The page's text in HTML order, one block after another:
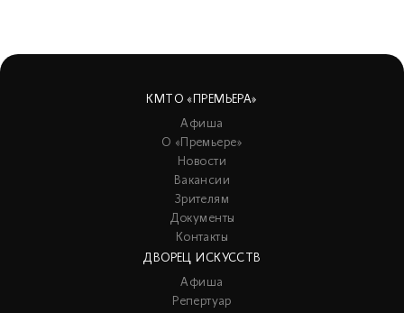
КМТО «ПРЕМЬЕРА»
Афиша
О «Премьере»
Новости
Вакансии
Зрителям
Документы
Контакты
ДВОРЕЦ ИСКУССТВ
Афиша
Репертуар